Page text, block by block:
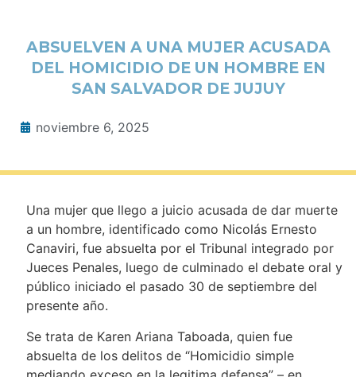
ABSUELVEN A UNA MUJER ACUSADA
DEL HOMICIDIO DE UN HOMBRE EN
SAN SALVADOR DE JUJUY
noviembre 6, 2025
Una mujer que llego a juicio acusada de dar muerte
a un hombre, identificado como Nicolás Ernesto
Canaviri, fue absuelta por el Tribunal integrado por
Jueces Penales, luego de culminado el debate oral y
público iniciado el pasado 30 de septiembre del
presente año.
Se trata de Karen Ariana Taboada, quien fue
absuelta de los delitos de “Homicidio simple